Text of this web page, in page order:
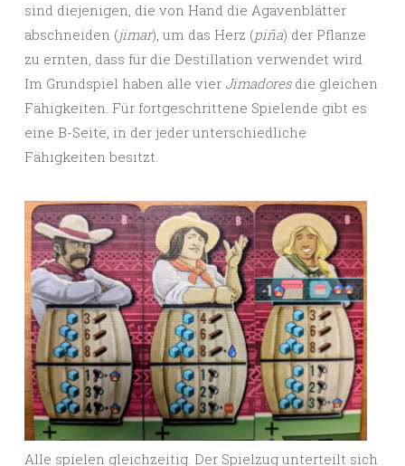
sind diejenigen, die von Hand die Agavenblätter
abschneiden (jimar), um das Herz (piña) der Pflanze
zu ernten, dass für die Destillation verwendet wird.
Im Grundspiel haben alle vier Jimadoresdie gleichen
Fähigkeiten. Für fortgeschrittene Spielende gibt es
eine B-Seite, in der jeder unterschiedliche
Fähigkeiten besitzt.
Alle spielen gleichzeitig. Der Spielzug unterteilt sich